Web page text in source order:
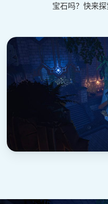
宝石吗？快来